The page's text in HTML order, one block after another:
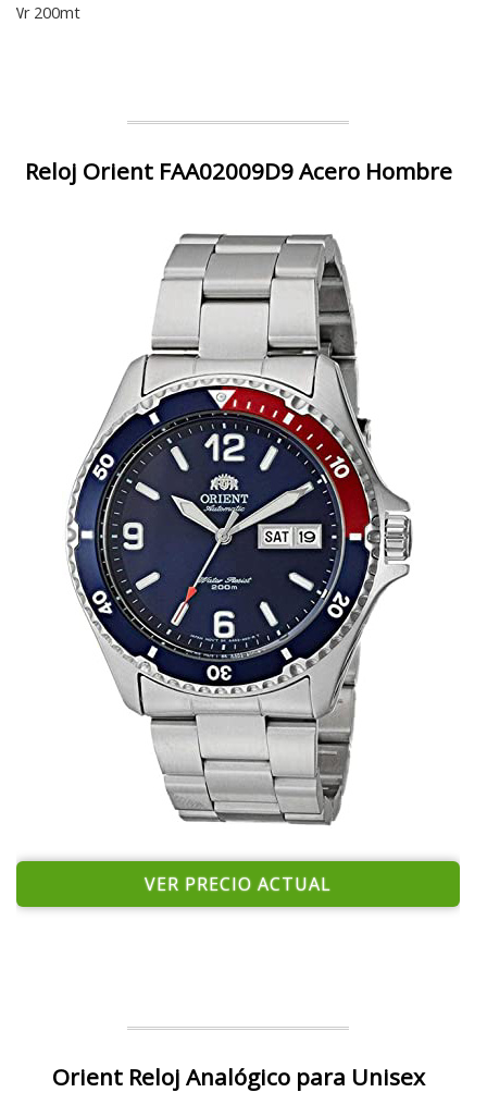
Wr 200mt
Reloj Orient FAA02009D9 Acero Hombre
VER PRECIO ACTUAL
Orient Reloj Analógico para Unisex